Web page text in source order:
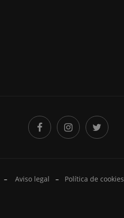
– Aviso legal – Política de cookies